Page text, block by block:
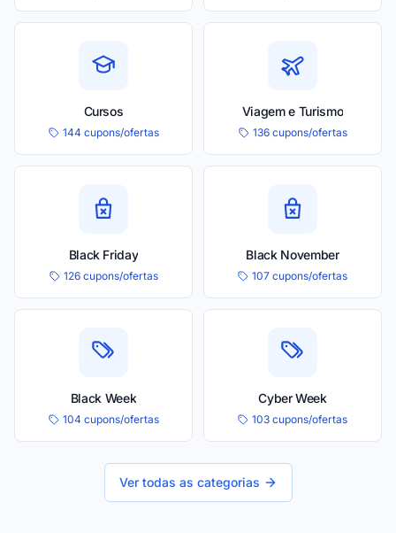
Cursos
144 cupons/ofertas
Viagem e Turismo
136 cupons/ofertas
Black Friday
126 cupons/ofertas
Black November
107 cupons/ofertas
Black Week
104 cupons/ofertas
Cyber Week
103 cupons/ofertas
Ver todas as categorias